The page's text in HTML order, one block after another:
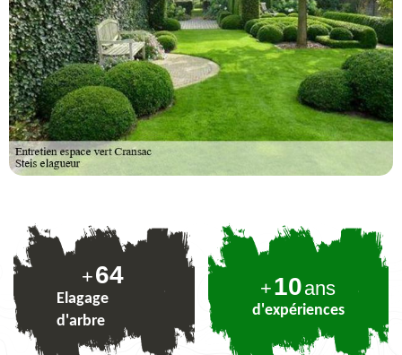
+79
Elagage
d'arbre
+10ans
d'expériences